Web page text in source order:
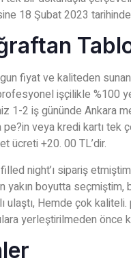
18 Şubat 2023
fiyat ve kaliteden
işçilikle %100
1-2 iş gününde Ankara
pe?in veya kredi kartı tek
ücreti +20. 00 TL’dir.
night’ı sipariş
yakın boyutta
ulaştı, Hemde çok
yerleştirilmeden önce